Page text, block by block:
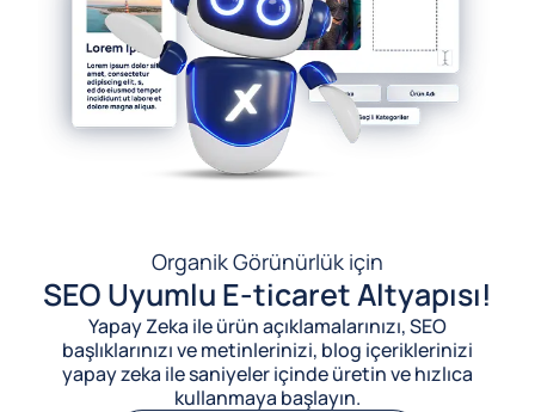
Organik Görünürlük için
SEO Uyumlu E-ticaret Altyapısı!
Yapay Zeka ile ürün açıklamalarınızı, SEO
başlıklarınızı ve metinlerinizi, blog içeriklerinizi
yapay zeka ile saniyeler içinde üretin ve hızlıca
kullanmaya başlayın.